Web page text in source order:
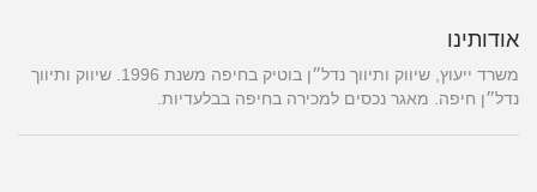
אודותינו
משרד ייעוץ, שיווק ותיווך נדל״ן בוטיק בחיפה משנת 1996. שיווק ותיווך
נדל״ן חיפה. מאגר נכסים למכירה בחיפה בבלעדיות.